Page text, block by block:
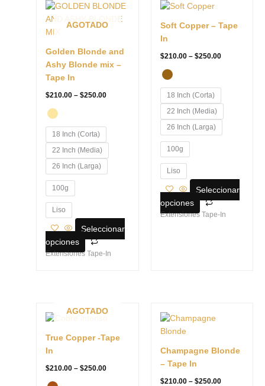
AGOTADO
Golden Blonde and
Ashy Blonde mix –
Tape In
$210.00 – $250.00
range:
$210.00
through
18 Inch (Corta)
22 Inch (Media)
26 Inch (Larga)
100g
Liso
Seleccionar
opciones
producto
tiene
variantes.
Las
en
la
página
Extensiones Tape-In
Soft Copper – Tape
In
$210.00 – $250.00
through
18 Inch (Corta)
22 Inch (Media)
26 Inch (Larga)
100g
Liso
Seleccionar
opciones
tiene
se
pueden
elegir
en
producto
Extensiones Tape-In
AGOTADO
True Copper -Tape
In
$210.00 – $250.00
Price
through
Este
tiene
Champagne Blonde
– Tape In
$210.00 – $250.00
múltiples